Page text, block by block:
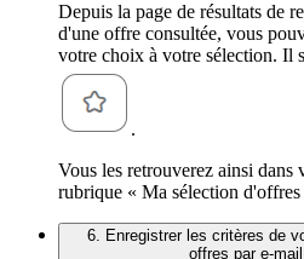
Depuis la page de résultats de
d'une offre consultée, vous
votre choix à votre sélection. Il
.
Vous les retrouverez ainsi dans
rubrique « Ma sélection d'offres
6. Enregistrer les critères de
offres par e-